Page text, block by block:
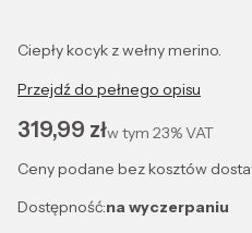
Ciepły kocyk z wełny merino.
Przejdź do pełnego opisu
Cena
319,99 złw tym 23%VAT
Ceny podane bez kosztów
Dostępność:na wyczerpaniu